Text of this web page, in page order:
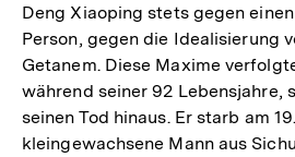
Deng Xiaoping stets gegen
Person, gegen die Idealisierung
Getanem. Diese Maxime
während seiner 92 Lebensjahre,
seinen Tod hinaus. Er starb am
kleingewachsene Mann aus